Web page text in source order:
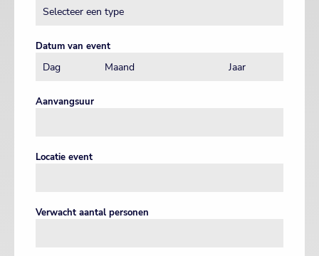
Datum van event
Aanvangsuur
Locatie event
Verwacht aantal personen